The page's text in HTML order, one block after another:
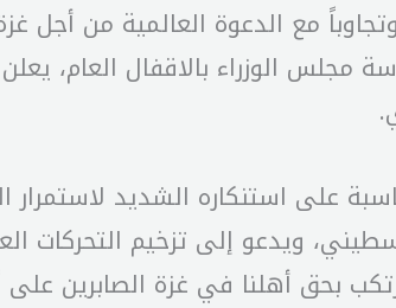
مع الدعوة العالمية من أجل
مجلس الوزراء بالاقفال العام،
على استنكاره الشديد
ويدعو إلى تزخيم التحركات
ترتكب بحق أهلنا في غزة الصابرين